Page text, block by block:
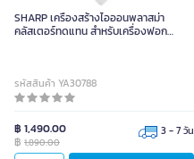
SHARP เครื่องสร้างไอออนพลาสม่า
คลัสเตอร์ทดแทน สำหรับเครื่องฟอก
รหัสสินค้า YA30788
฿ 1,490.00
฿ 1,890.00
3 - 7 วัน